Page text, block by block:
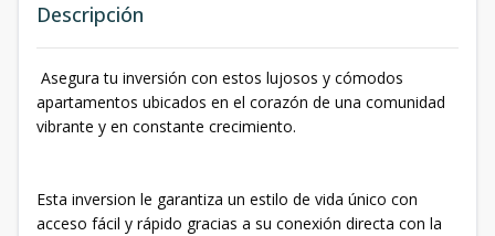
Descripción
Asegura tu inversión con estos lujosos y cómodos
apartamentos ubicados en el corazón de una comunidad
vibrante y en constante crecimiento.
Esta inversion le garantiza un estilo de vida único con
acceso fácil y rápido gracias a su conexión directa con la